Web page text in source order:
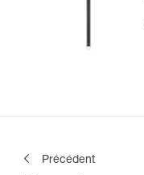
Précédent